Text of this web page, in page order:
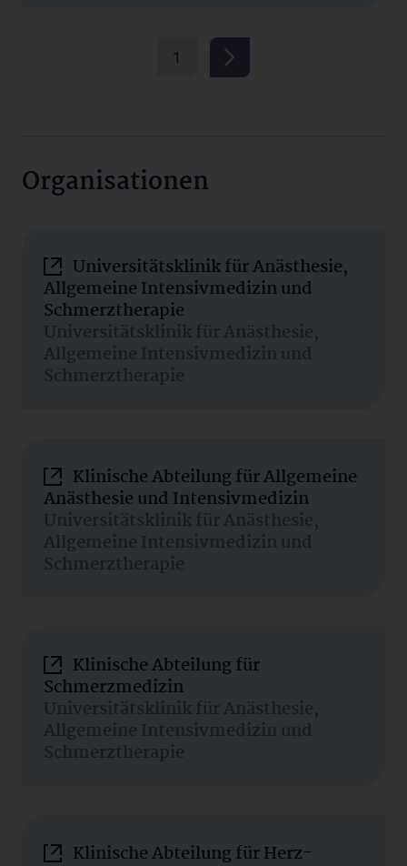
1
Organisationen
Universitätsklinik für Anästhesie,
Allgemeine Intensivmedizin und
Schmerztherapie
Universitätsklinik für Anästhesie,
Allgemeine Intensivmedizin und
Schmerztherapie
Klinische Abteilung für Allgemeine
Anästhesie und Intensivmedizin
Universitätsklinik für Anästhesie,
Allgemeine Intensivmedizin und
Schmerztherapie
Klinische Abteilung für
Schmerzmedizin
Universitätsklinik für Anästhesie,
Allgemeine Intensivmedizin und
Schmerztherapie
Klinische Abteilung für Herz-